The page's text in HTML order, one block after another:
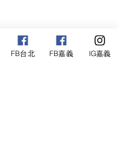
FB台北 FB嘉義 IG嘉義